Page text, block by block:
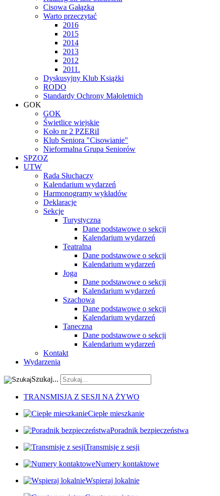
Cisowa Gałązka
Warto przeczytać
2016
2015
2014
2013
2012
2011.
Dyskusyjny Klub Książki
RODO
Standardy Ochrony Małoletnich
GOK
GOK
Świetlice wiejskie
Koło nr 2 PZERiI
Klub Seniora "Cisowianie"
Nieformalna Grupa Seniorów
SPZOZ
UTW
Rada Słuchaczy
Kalendarium wydarzeń
Harmonogramy wykładów
Deklaracje
Sekcje
Turystyczna
Dane podstawowe o sekcji
Kalendarium wydarzeń
Teatralna
Dane podstawowe o sekcji
Kalendarium wydarzeń
Joga
Dane podstawowe o sekcji
Kalendarium wydarzeń
Szachowa
Dane podstawowe o sekcji
Kalendarium wydarzeń
Taneczna
Dane podstawowe o sekcji
Kalendarium wydarzeń
Kontakt
Wydarzenia
Szukaj...
TRANSMISJA Z SESJI NA ŻYWO
Ciepłe mieszkanie
Poradnik bezpieczeństwa
Transmisje z sesji
Numery kontaktowe
Wspieraj lokalnie